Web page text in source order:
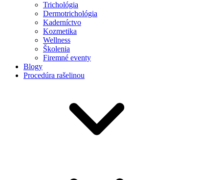
Trichológia
Dermotrichológia
Kaderníctvo
Kozmetika
Wellness
Školenia
Firemné eventy
Blogy
Procedúra rašelinou